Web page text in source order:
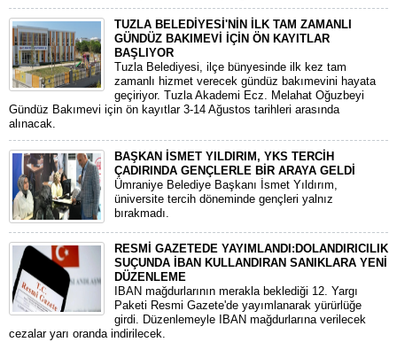
TUZLA BELEDİYESİ'NİN İLK TAM ZAMANLI
GÜNDÜZ BAKIMEVİ İÇİN ÖN KAYITLAR
BAŞLIYOR
Tuzla Belediyesi, ilçe bünyesinde ilk kez tam
zamanlı hizmet verecek gündüz bakımevini hayata
geçiriyor. Tuzla Akademi Ecz. Melahat Oğuzbeyi
Gündüz Bakımevi için ön kayıtlar 3-14 Ağustos tarihleri arasında
alınacak.
BAŞKAN İSMET YILDIRIM, YKS TERCİH
ÇADIRINDA GENÇLERLE BİR ARAYA GELDİ
Ümraniye Belediye Başkanı İsmet Yıldırım,
üniversite tercih döneminde gençleri yalnız
bırakmadı.
RESMİ GAZETEDE YAYIMLANDI:DOLANDIRICILIK
SUÇUNDA İBAN KULLANDIRAN SANIKLARA YENİ
DÜZENLEME
IBAN mağdurlarının merakla beklediği 12. Yargı
Paketi Resmi Gazete'de yayımlanarak yürürlüğe
girdi. Düzenlemeyle IBAN mağdurlarına verilecek
cezalar yarı oranda indirilecek.